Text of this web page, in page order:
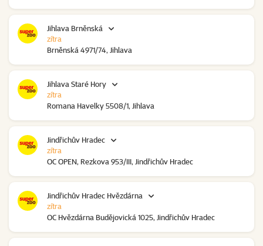
Jihlava Brněnská
Brněnská 4971/74, Jihlava
zítra
Jihlava Staré Hory
Romana Havelky 5508/1, Jihlava
zítra
Jindřichův Hradec
OC OPEN, Rezkova 953/III, Jindřichův Hradec
zítra
Jindřichův Hradec Hvězdárna
OC Hvězdárna Budějovická 1025, Jindřichův Hradec
zítra